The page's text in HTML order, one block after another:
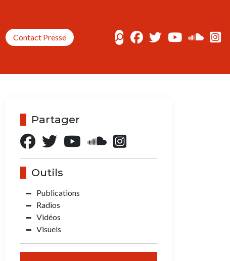
Contact Presse
Partager
Outils
Publications
Radios
Vidéos
Visuels